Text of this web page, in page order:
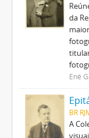
da
Enê
BR
A